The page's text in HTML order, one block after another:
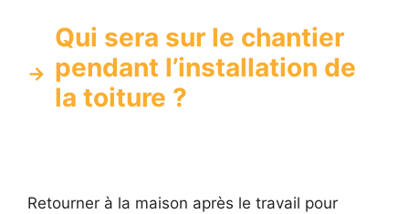
Qui sera sur le chantier
pendant l’installation de
la toiture ?
Retourner à la maison après le travail pour